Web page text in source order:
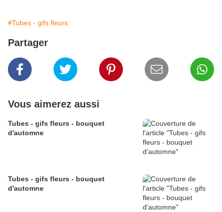
#Tubes - gifs fleurs
Partager
Vous aimerez aussi
Tubes - gifs fleurs - bouquet
d'automne
Tubes - gifs fleurs - bouquet
d'automne